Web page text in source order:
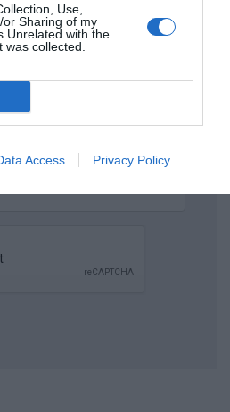
Use,
Sharing of my
Unrelated with the
collected.
Access Privacy Policy